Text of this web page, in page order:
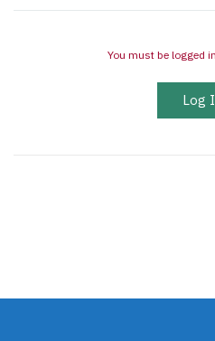
You must be logged
Log